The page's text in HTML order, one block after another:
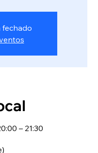
fechado
– 21:30